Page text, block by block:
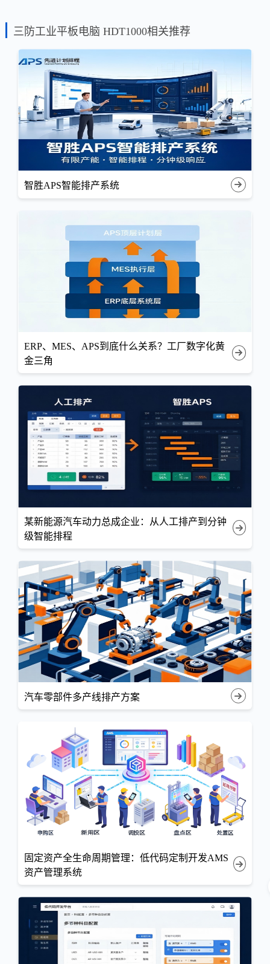
三防工业平板电脑 HDT1000相关推荐
智胜APS智能排产系统
ERP、MES、APS到底什么关系？工厂数字化黄
金三角
某新能源汽车动力总成企业：从人工排产到分钟
级智能排程
汽车零部件多产线排产方案
固定资产全生命周期管理：低代码定制开发AMS
资产管理系统